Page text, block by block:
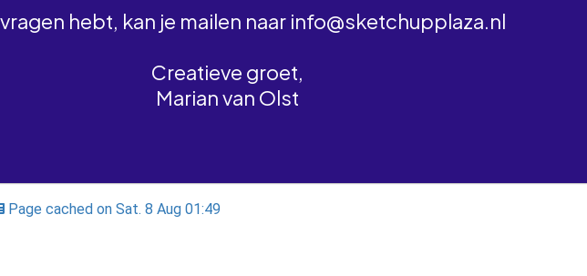
hebt, kan je mailen naar info@sketchupplaza.nl
Creatieve groet,
Marian van Olst
Page cached on Sat. 8 Aug 01:49